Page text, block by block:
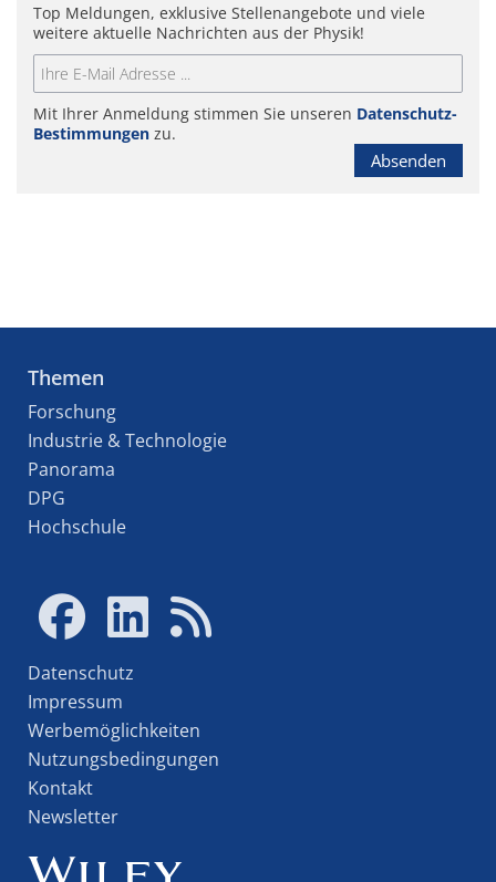
Top Meldungen, exklusive Stellenangebote und viele
weitere aktuelle Nachrichten aus der Physik!
Mit Ihrer Anmeldung stimmen Sie unseren Datenschutz-
Bestimmungen zu.
Absenden
Themen
Forschung
Industrie & Technologie
Panorama
DPG
Hochschule
Datenschutz
Impressum
Werbemöglichkeiten
Nutzungsbedingungen
Kontakt
Newsletter